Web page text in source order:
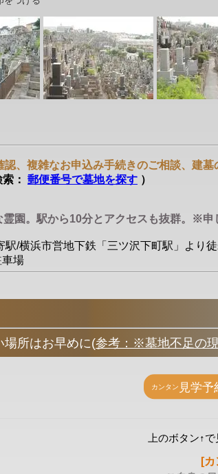
、複雑なお申込み手続きのご相談、建
： 郵便番号で墓地を探す ）
園。駅から10分とアクセスも抜群。※申
/横浜市営地下鉄「三ツ沢下町駅」より
場
所はお早めに(参考：※墓地不足の
上のボタン↑
[